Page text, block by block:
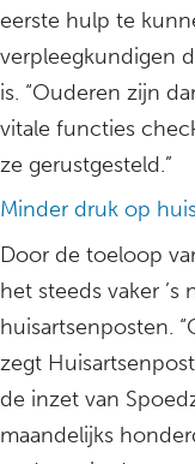
eerste hulp te
verpleegkundigen
is. “Ouderen zijn
vitale functies
ze gerustgesteld.”
Minder druk op
Door de toeloop
het steeds vaker
huisartsenposten.
zegt
de inzet van
maandelijks